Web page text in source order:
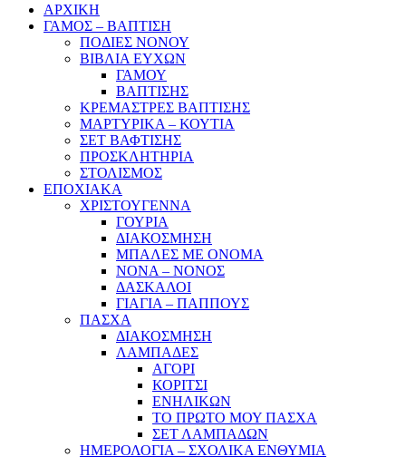
ΑΡΧΙΚΗ
ΓΑΜΟΣ – ΒΑΠΤΙΣΗ
ΠΟΔΙΕΣ ΝΟΝΟΥ
ΒΙΒΛΙΑ ΕΥΧΩΝ
ΓΑΜΟΥ
ΒΑΠΤΙΣΗΣ
ΚΡΕΜΑΣΤΡΕΣ ΒΑΠΤΙΣΗΣ
ΜΑΡΤΥΡΙΚΑ – ΚΟΥΤΙΑ
ΣΕΤ ΒΑΦΤΙΣΗΣ
ΠΡΟΣΚΛΗΤΗΡΙΑ
ΣΤΟΛΙΣΜΟΣ
ΕΠΟΧΙΑΚΑ
ΧΡΙΣΤΟΥΓΕΝΝΑ
ΓΟΥΡΙΑ
ΔΙΑΚΟΣΜΗΣΗ
ΜΠΑΛΕΣ ΜΕ ΟΝΟΜΑ
ΝΟΝΑ – ΝΟΝΟΣ
ΔΑΣΚΑΛΟΙ
ΓΙΑΓΙΑ – ΠΑΠΠΟΥΣ
ΠΑΣΧΑ
ΔΙΑΚΟΣΜΗΣΗ
ΛΑΜΠΑΔΕΣ
ΑΓΟΡΙ
ΚΟΡΙΤΣΙ
ΕΝΗΛΙΚΩΝ
ΤΟ ΠΡΩΤΟ ΜΟΥ ΠΑΣΧΑ
ΣΕΤ ΛΑΜΠΑΔΩΝ
ΗΜΕΡΟΛΟΓΙΑ – ΣΧΟΛΙΚΑ ΕΝΘΥΜΙΑ